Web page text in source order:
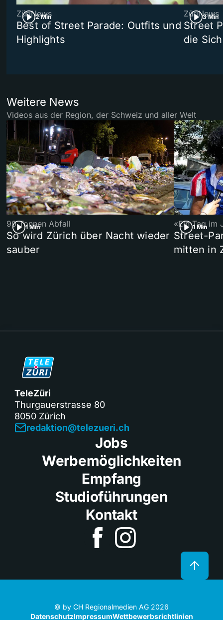
2 Min
ZüriNews
Best of Street Parade: Outfits und
Highlights
3 Min
ZüriNews
Street
die
Weitere News
Videos aus der Region, der Schweiz und aller Welt
1 Min
90 Tonnen Abfall
So wird Zürich über Nacht wieder
sauber
1 Min
«Ein Tag im
Street-
mitten in
TeleZüri
Thurgauerstrasse 80
8050 Zürich
redaktion@telezueri.ch
Jobs
Werbemöglichkeiten
Empfang
Studioführungen
Kontakt
© by CH Regionalmedien AG 2026
DatenschutzImpressumWettbewerbsrichtlinien